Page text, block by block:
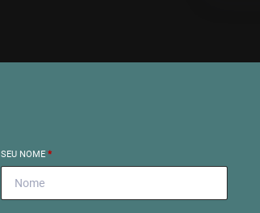
SEU NOME *